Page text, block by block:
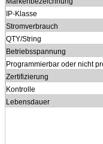
IP-Klasse
Stromverbrauch
QTY/String
Betriebsspannung
Programmierbar oder nicht
Zertifizierung
Kontrolle
Lebensdauer